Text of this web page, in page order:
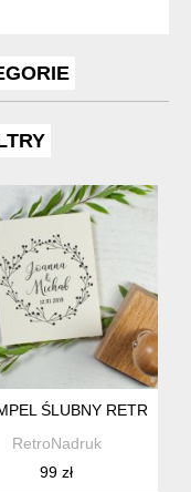
ŚLUBNY RETRO,
RetroNadruk
99 zł